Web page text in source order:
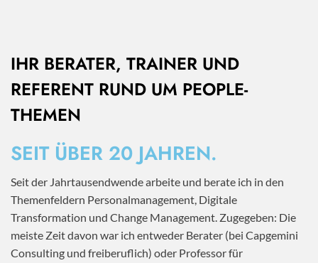
IHR BERATER, TRAINER UND
REFERENT RUND UM PEOPLE-
THEMEN
SEIT ÜBER 20 JAHREN.
Seit der Jahrtausendwende arbeite und berate ich in den
Themenfeldern Personalmanagement, Digitale
Transformation und Change Management. Zugegeben: Die
meiste Zeit davon war ich entweder Berater (bei Capgemini
Consulting und freiberuflich) oder Professor für